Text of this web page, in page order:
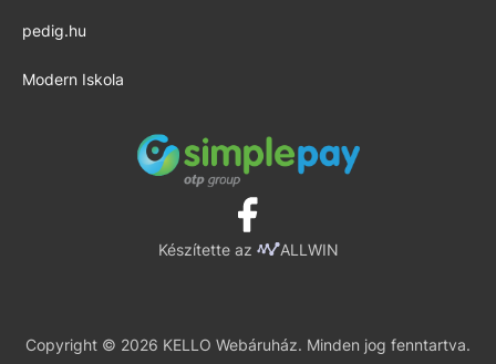
pedig.hu
Modern Iskola
Készítette az ALLWIN
Copyright © 2026 KELLO Webáruház. Minden jog fenntartva.